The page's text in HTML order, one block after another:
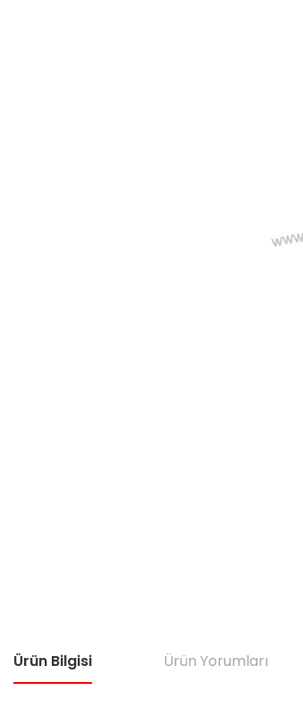
Ürün Bilgisi Ürün Yorumları